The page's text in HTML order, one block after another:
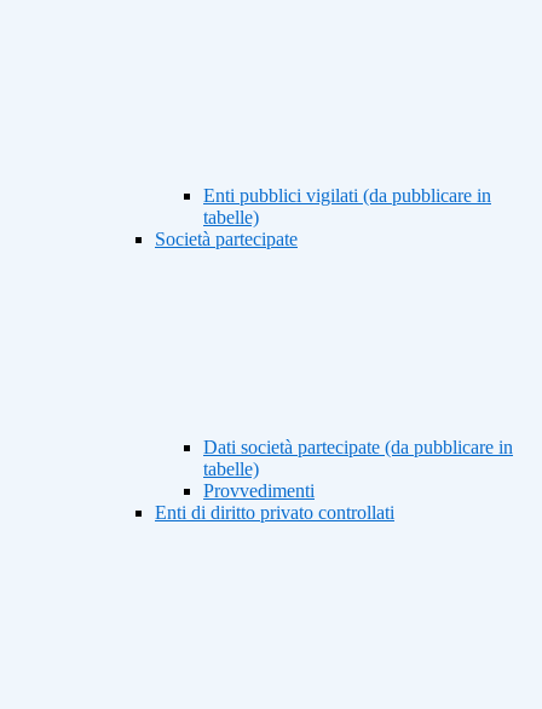
Enti pubblici vigilati (da pubblicare in
tabelle)
Società partecipate
Dati società partecipate (da pubblicare in
tabelle)
Provvedimenti
Enti di diritto privato controllati